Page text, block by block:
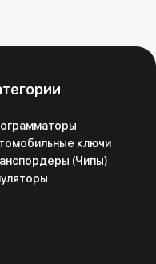
ключи
(Чипы)